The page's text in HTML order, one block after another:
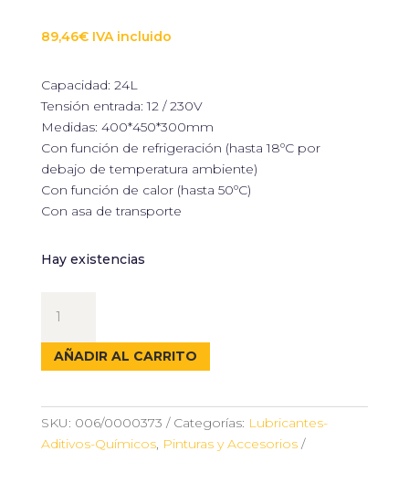
89,46€ IVA incluido
Capacidad: 24L
Tensión entrada: 12 / 230V
Medidas: 400*450*300mm
Con función de refrigeración (hasta 18ºC por
debajo de temperatura ambiente)
Con función de calor (hasta 50ºC)
Con asa de transporte
Hay existencias
24L
cantidad
AÑADIR AL CARRITO
SKU: 006/0000373 Categorías: Lubricantes-
Aditivos-Químicos, Pinturas y Accesorios